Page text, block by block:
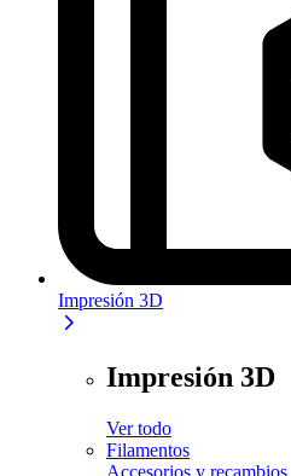
Impresión 3D
Impresión 3D
Ver todo
Filamentos